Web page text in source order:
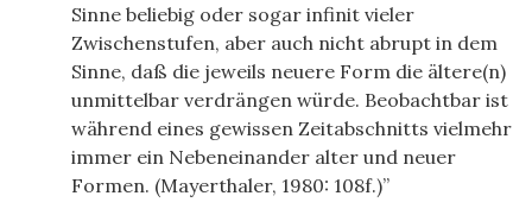
Sinne beliebig oder sogar infinit vieler
Zwischenstufen, aber auch nicht abrupt in dem
Sinne, daß die jeweils neuere Form die ältere(n)
unmittelbar verdrängen würde. Beobachtbar ist
während eines gewissen Zeitabschnitts vielmehr
immer ein Nebeneinander alter und neuer
Formen. (Mayerthaler, 1980: 108f.)